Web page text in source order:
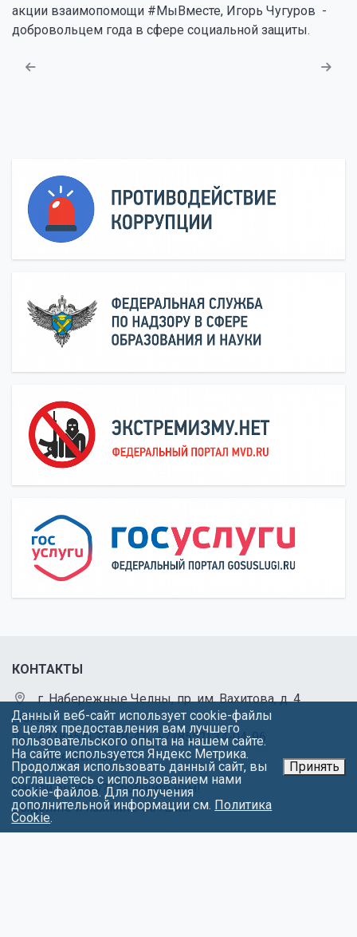
акции взаимопомощи #МыВместе, Игорь Чугуров -
добровольцем года в сфере социальной защиты.
КОНТАКТЫ
г. Набережные Челны, пр. им. Вахитова, д. 4
(53/02)
+7 (8552) 32-18-43 ,+7 (8552) 34-04-96
office@chl.ieml.ru
Нашли ошибку? Сообщите нам!
Выделите и нажмите Ctr+Enter
Данный веб-сайт использует cookie-файлы
в целях предоставления вам лучшего
пользовательского опыта на нашем сайте.
На сайте используется Яндекс Метрика.
Продолжая использовать данный сайт, вы
соглашаетесь с использованием нами
cookie-файлов. Для получения
дополнительной информации см. Политика
Cookie.
Принять